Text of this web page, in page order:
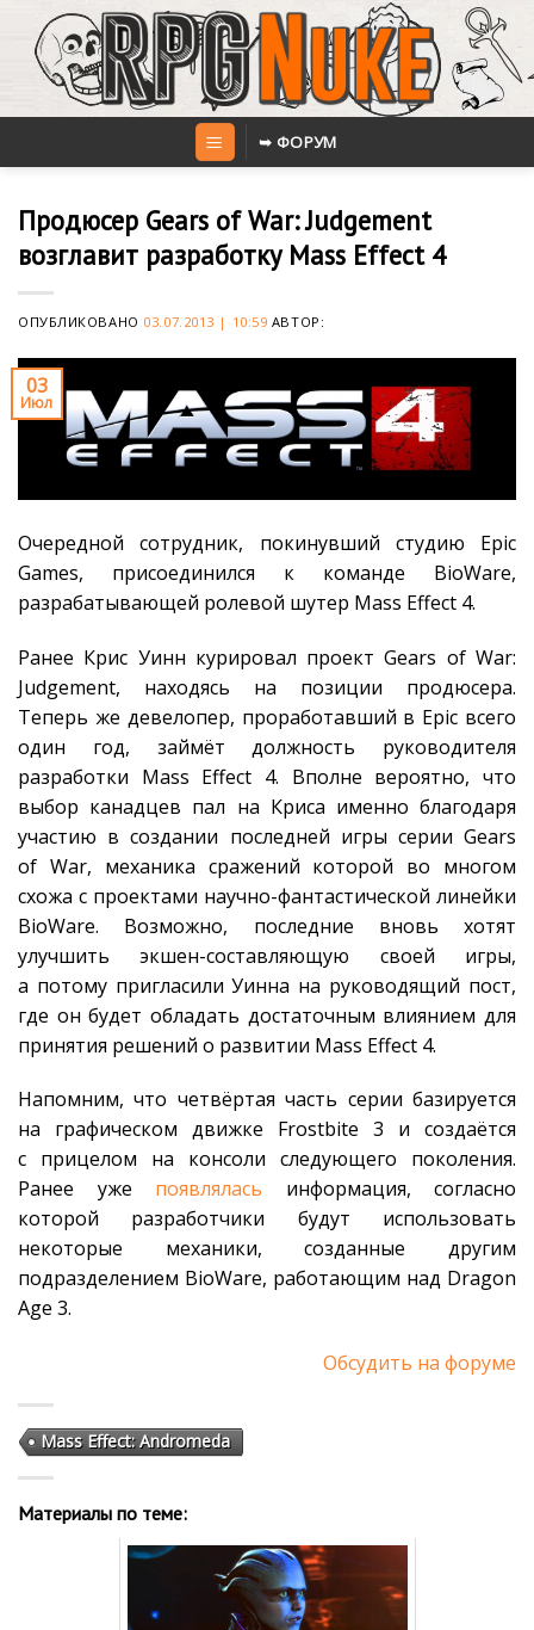
content
➥ ФОРУМ
Продюсер Gears of War: Judgement
возглавит разработку Mass Effect 4
ОПУБЛИКОВАНО 03.07.2013 | 10:59 АВТОР:
03
Июл
Очередной сотрудник, покинувший студию Epic
Games, присоединился к команде BioWare,
разрабатывающей ролевой шутер Mass Effect 4.
Ранее Крис Уинн курировал проект Gears of War:
Judgement, находясь на позиции продюсера.
Теперь же девелопер, проработавший в Epic всего
один год, займёт должность руководителя
разработки Mass Effect 4. Вполне вероятно, что
выбор канадцев пал на Криса именно благодаря
участию в создании последней игры серии Gears
of War, механика сражений которой во многом
схожа с проектами научно-фантастической линейки
BioWare. Возможно, последние вновь хотят
улучшить экшен-составляющую своей игры,
а потому пригласили Уинна на руководящий пост,
где он будет обладать достаточным влиянием для
принятия решений о развитии Mass Effect 4.
Напомним, что четвёртая часть серии базируется
на графическом движке Frostbite 3 и создаётся
с прицелом на консоли следующего поколения.
Ранее уже появлялась информация, согласно
которой разработчики будут использовать
некоторые механики, созданные другим
подразделением BioWare, работающим над Dragon
Age 3.
Обсудить на форуме
Mass Effect: Andromeda
Материалы по теме: